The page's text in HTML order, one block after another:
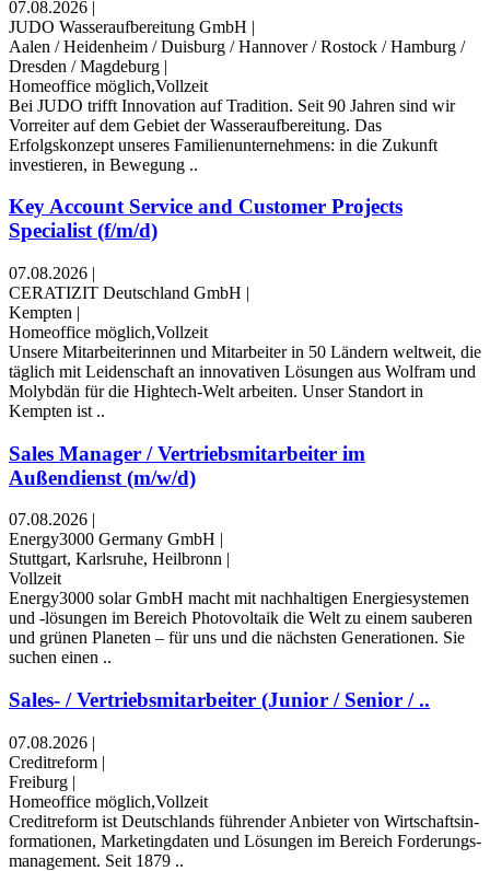
07.08.2026 |
JUDO Wasseraufbereitung GmbH |
Aalen / Heidenheim / Duisburg / Hannover / Rostock / Hamburg /
Dresden / Magdeburg |
Homeoffice möglich,Vollzeit
Bei JUDO trifft Innovation auf Tradition. Seit 90 Jahren sind wir
Vorreiter auf dem Gebiet der Wasseraufbereitung. Das
Erfolgskonzept unseres Familienunternehmens: in die Zukunft
investieren, in Bewegung ..
Key Account Service and Customer Projects
Specialist (f/m/d)
07.08.2026 |
CERATIZIT Deutschland GmbH |
Kempten |
Homeoffice möglich,Vollzeit
Unsere Mitarbeiterinnen und Mitarbeiter in 50 Ländern weltweit, die
täglich mit Leidenschaft an innovativen Lösungen aus Wolfram und
Molybdän für die Hightech-Welt arbeiten. Unser Standort in
Kempten ist ..
Sales Manager / Vertriebsmitarbeiter im
Außendienst (m/w/d)
07.08.2026
Energy3000 Germany GmbH
Stuttgart, Karlsruhe, Heilbronn
Vollzeit
Energy3000 solar GmbH macht mit nachhaltigen Energiesystemen
und -lösungen im Bereich Photovoltaik die Welt zu einem sauberen
und grünen Planeten – für uns und die nächsten Generationen. Sie
suchen einen ..
Sales- / Vertriebsmitarbeiter (Junior / Senior / ..
07.08.2026 |
Creditreform |
Freiburg |
Homeoffice möglich,Vollzeit
Credit­re­form ist Deutsch­lands füh­ren­der An­bie­ter von Wirt­schafts­in­
for­ma­tio­nen, Mar­ke­ting­da­ten und Lö­sun­gen im Be­reich For­de­rungs­
ma­nage­ment. Seit 1879 ..